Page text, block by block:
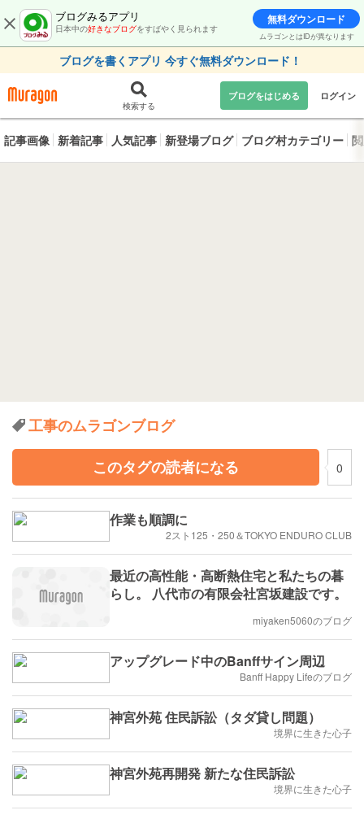
ブログみるアプリ
日本中の好きなブログをすばやく見られます
無料ダウンロード
ムラゴンとはIDが異なります
ブログを書くアプリ 今すぐ無料ダウンロード！
検索する
ブログをはじめる ログイン
記事画像 新着記事 人気記事 新登場ブログ ブログ村カテゴリー
工事のムラゴンブログ
このタグの読者になる
0
作業も順調に
2スト125・250＆TOKYO ENDURO CLUB
最近の高性能・高断熱住宅と私たちの暮
らし。 八代市の有限会社宮坂建設です。
miyaken5060のブログ
アップグレード中のBanffサイン周辺
Banff Happy Lifeのブログ
神宮外苑 住民訴訟（タダ貸し問題）
境界に生きた心子
神宮外苑再開発 新たな住民訴訟
境界に生きた心子